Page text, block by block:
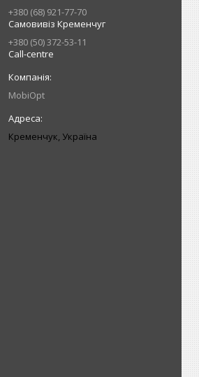
+380 (68) 921-77-70
Самовивіз Кременчуг
+380 (50) 372-53-11
Call-centre
MobiOpt
Кременчук, Україна